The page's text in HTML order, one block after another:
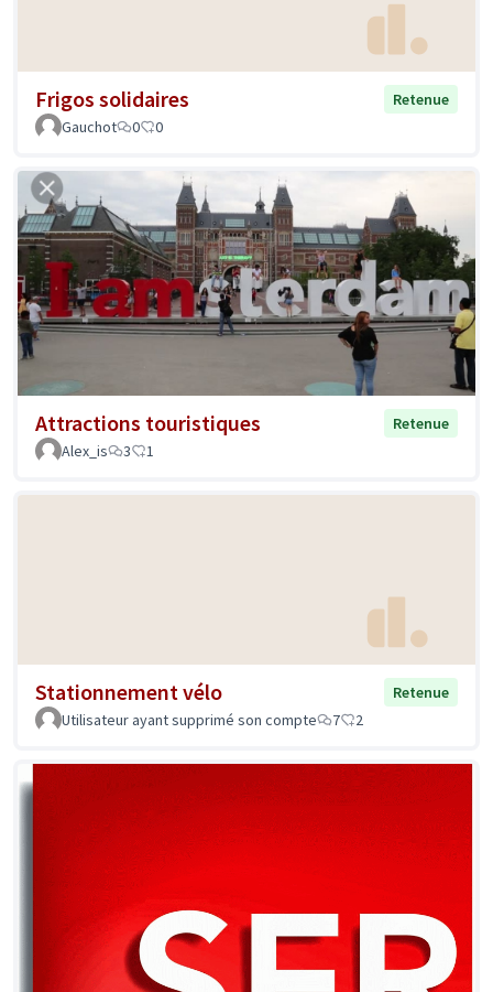
Frigos solidaires
Retenue
Gauchot
0 0
Attractions touristiques
Retenue
Alex_is
3 1
Stationnement vélo
Retenue
Utilisateur ayant supprimé son compte
7 2